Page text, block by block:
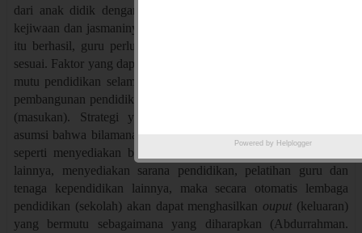
Powered by Helplogger
dari anak didik dengan mendorong dan meningkatkan potensi
kejiwaan dan jasmaninya, agar usaha bimbingan yang dilakukan
itu berhasil, guru perlu mempergunakan berbagai metode yang
sesuai. Faktor yang dapat menjelaskan mengapa upaya perbaikan
mutu pendidikan selama ini kurang atau tidak berhasil. Strategi
pembangunan pendidikan selama ini lebih bersifat
(masukan). Strategi yang demikian lebih bersandar kepada
asumsi bahwa bilamana semua input pendidikan telah terpenuhi,
seperti menyediakan buku-buku, (materi ajar) dan alat belajar
lainnya, menyediakan sarana pendidikan, pelatihan guru dan
tenaga kependidikan lainnya, maka secara otomatis lembaga
pendidikan (sekolah) akan dapat menghasilkan ouput (keluaran)
yang bermutu sebagaimana yang diharapkan (Abdurrahman.